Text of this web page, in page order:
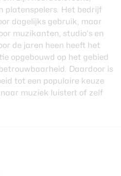
platenspelers. Het bedrijf
dagelijks gebruik, maar
muzikanten, studio’s en
de jaren heen heeft het
opgebouwd op het gebied
Daardoor is
tot een populaire keuze
muziek luistert of zelf
review
Beste tablets